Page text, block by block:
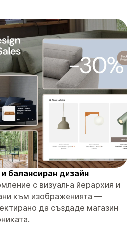
балансиран дизайн
с визуална йерархия и
към изображенията —
да създаде магазин